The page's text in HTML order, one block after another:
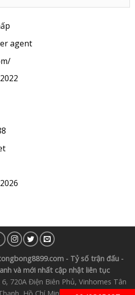
ngày
Quốc
ngày
28/11/2022
agent
- Tỷ số trận đấu -
và mới nhất cập nhật liên tục
720A Điện Biên Phủ, Vinhomes Tân